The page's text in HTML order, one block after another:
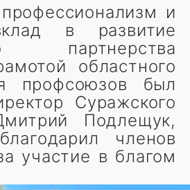
и
в развитие
партнерства
областного
профсоюзов был
Суражского
Подлещук,
членов
участие в благом